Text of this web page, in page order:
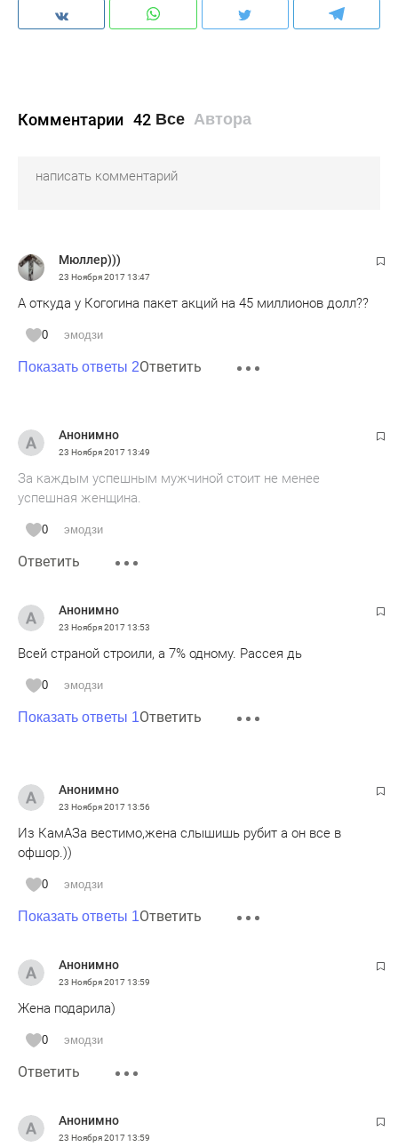
Комментарии 42 Все Автора
Мюллер)))
23 Ноября 201713:47
А откуда у Когогина пакет акций на 45 миллионов долл??
0 эмодзи
Показать ответы 2Ответить
Анонимно
23 Ноября 201713:49
За каждым успешным мужчиной стоит не менее
успешная женщина.
0 эмодзи
Ответить
Анонимно
23 Ноября 201713:53
Всей страной строили, а 7% одному. Рассея дь
0 эмодзи
Показать ответы 1Ответить
Анонимно
23 Ноября 201713:56
Из КамАЗа вестимо,жена слышишь рубит а он все в
офшор.))
0 эмодзи
Показать ответы 1Ответить
Анонимно
23 Ноября 201713:59
Жена подарила)
0 эмодзи
Ответить
Анонимно
23 Ноября 201713:59